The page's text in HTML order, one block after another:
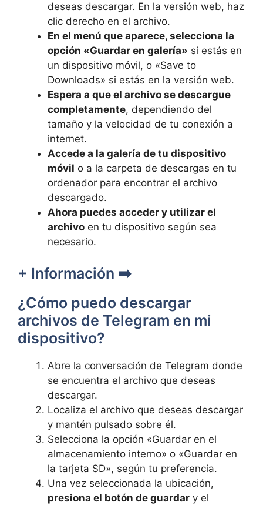
deseas descargar. En la versión web, haz
clic derecho en el archivo.
En el menú que aparece, selecciona la
opción «Guardar en galería» si estás en
un dispositivo móvil, o «Save to
Downloads» si estás en la versión web.
Espera a que el archivo se descargue
completamente, dependiendo del
tamaño y la velocidad de tu conexión a
internet.
Accede a la galería de tu dispositivo
móvil o a la carpeta de descargas en tu
ordenador para encontrar el archivo
descargado.
Ahora puedes acceder y utilizar el
archivo en tu dispositivo según sea
necesario.
+ Información ➡️
¿Cómo puedo descargar
archivos de Telegram en mi
dispositivo?
Abre la conversación de Telegram donde
se encuentra el archivo que deseas
descargar.
Localiza el archivo que deseas descargar
y mantén pulsado sobre él.
Selecciona la opción «Guardar en el
almacenamiento interno» o «Guardar en
la tarjeta SD», según tu preferencia.
Una vez seleccionada la ubicación,
presiona el botón de guardar y el